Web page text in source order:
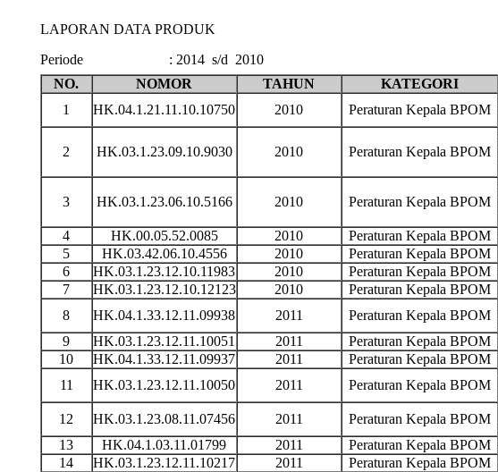
LAPORAN DATA PRODUK
Periode
: 2014 s/d 2010
NO.
NOMOR TAHUN KATEGORI
1
HK.04.1.21.11.10.10750 2010 Peraturan Kepala BPOM
2 HK.03.1.23.09.10.9030 2010 Peraturan Kepala BPOM
3 HK.03.1.23.06.10.5166 2010 Peraturan Kepala BPOM
4 HK.00.05.52.0085 2010 Peraturan Kepala BPOM
5
HK.03.42.06.10.4556 2010 Peraturan Kepala BPOM
6
HK.03.1.23.12.10.11983 2010 Peraturan Kepala BPOM
7
HK.03.1.23.12.10.12123 2010 Peraturan Kepala BPOM
8
HK.04.1.33.12.11.09938 2011 Peraturan Kepala BPOM
9
HK.03.1.23.12.11.10051 2011 Peraturan Kepala BPOM
10
HK.04.1.33.12.11.09937 2011 Peraturan Kepala BPOM
11
HK.03.1.23.12.11.10050 2011 Peraturan Kepala BPOM
12 HK.03.1.23.08.11.07456 2011 Peraturan Kepala BPOM
13
HK.04.1.03.11.01799 2011 Peraturan Kepala BPOM
14
HK.03.1.23.12.11.10217 2011 Peraturan Kepala BPOM